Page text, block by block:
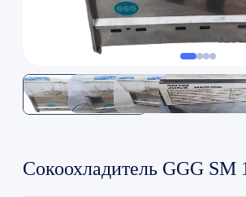
Сокоохладитель GGG SM